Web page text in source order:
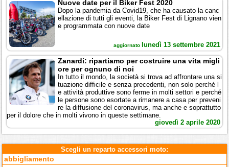
Nuove date per il Biker Fest 2020
Dopo la pandemia da Covid19, che ha causato la canc
ellazione di tutti gli eventi, la Biker Fest di Lignano vien
e programmata con nuove date
aggiornato lunedì 13 settembre 2021
Zanardi: ripartiamo per costruire una vita migli
ore per ognuno di noi
In tutto il mondo, la società si trova ad affrontare una si
tuazione difficile e senza precedenti, non solo perché l
e attività produttive sono ferme in molti settori e perché
le persone sono esortate a rimanere a casa per preveni
re la diffusione del coronavirus, ma anche e soprattutto
per il dolore che in molti vivono in queste settimane.
giovedì 2 aprile 2020
Scegli un reparto accessori moto:
abbigliamento